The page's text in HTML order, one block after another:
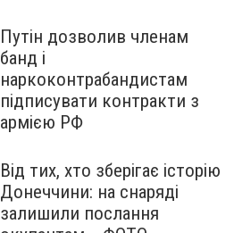
Путін дозволив членам
банд і
наркоконтрабандистам
підписувати контракти з
армією РФ
Від тих, хто зберігає історію
Донеччини: на снаряді
залишили послання